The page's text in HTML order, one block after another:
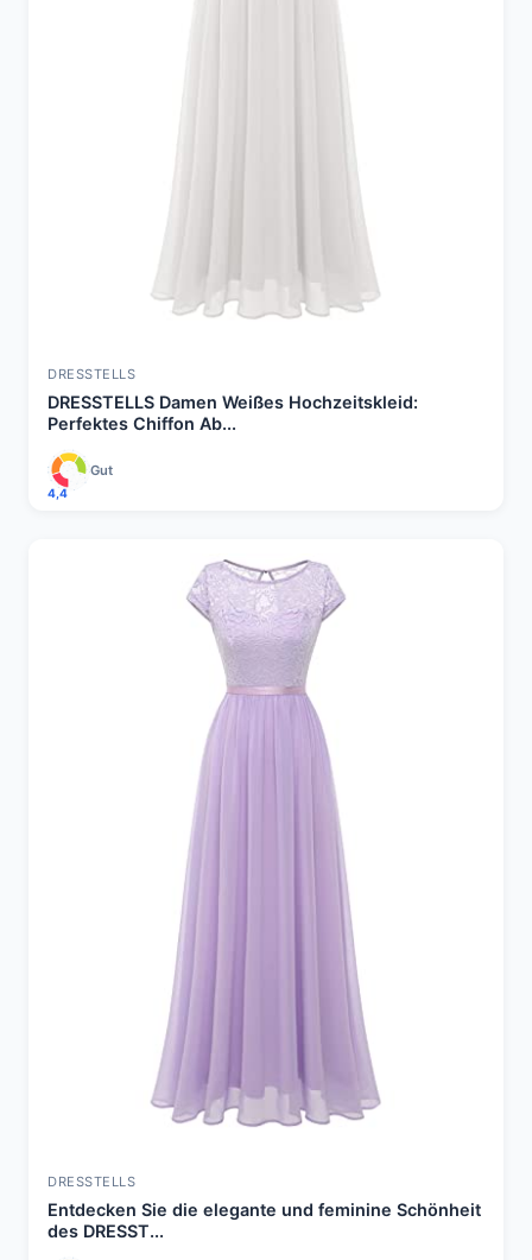
DRESSTELLS
DRESSTELLS Damen Weißes Hochzeitskleid:
Perfektes Chiffon Ab...
4,4
Gut
DRESSTELLS
Entdecken Sie die elegante und feminine Schönheit
des DRESST...